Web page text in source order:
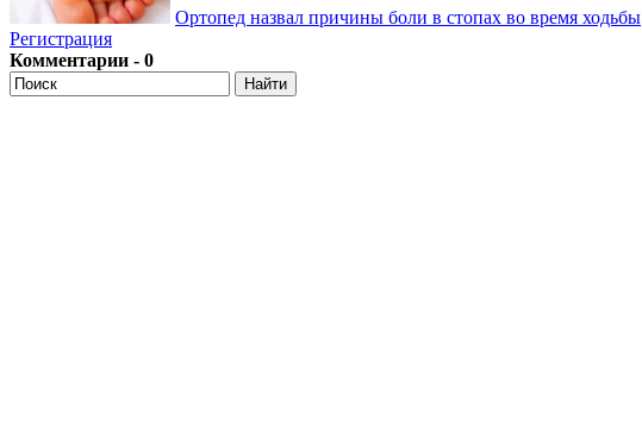
Ортопед назвал причины боли в стопах во время ходьбы
Регистрация
Комментарии - 0